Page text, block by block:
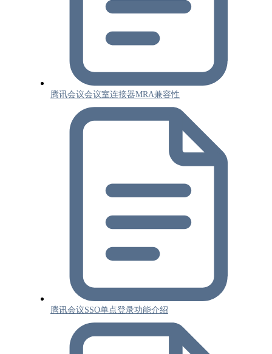
腾讯会议会议室连接器MRA兼容性
腾讯会议SSO单点登录功能介绍